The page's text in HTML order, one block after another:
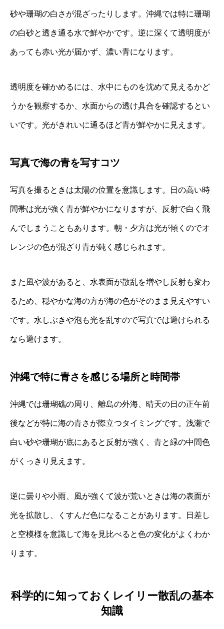
砂や珊瑚の白さが混ざったりします。沖縄では特に珊瑚
の白砂と透き通る水で鮮やかです。逆に深くて透明度が
あっても赤い光が届かず、濃い青になります。
透明度を確かめるには、水中にものを沈めて見えるかど
うかを観察するか、水面からの透け具合を確認するとい
いです。光がきれいに通るほど青が鮮やかに見えます。
写真で海の青を写すコツ
写真を撮るときは太陽の位置を意識します。日の高い時
間帯は光が強く青が鮮やかになりますが、反射で白く飛
んでしまうこともあります。朝・夕方は光が傾くのでオ
レンジの色が混ざり青が鈍く感じられます。
また風や波があると、水表面が散乱を増やし反射も変わ
るため、穏やかな海の方が海の色がそのまま見えやすい
です。水しぶきや泡も光を乱すので写真では避けられる
なら避けます。
沖縄で特に青さを感じる場所と時間帯
沖縄では珊瑚礁の周り、離島の外海、晴天の日の正午前
後などが特に海の青さが際立つタイミングです。浅瀬で
白い砂や珊瑚が底にあると反射が強く、青と緑の中間色
がくっきり見えます。
逆に曇りや小雨、風が強くて波が荒いときは海の表面が
光を拡散し、くすんだ色になることがあります。日差し
と空模様を意識して海を見比べると色の変化がよくわか
ります。
科学的に知っておくレイリー散乱の基本
知識